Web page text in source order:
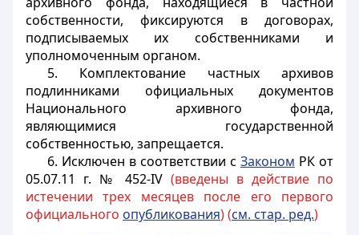
собственности, фиксируются в договорах,
подписываемых их собственниками и
уполномоченным органом.
5. Комплектование частных архивов
подлинниками официальных документов
Национального архивного фонда,
являющимися государственной
собственностью, запрещается.
6. Исключен в соответствии с Законом РК от
05.07.11 г. № 452-IV (введены в действие по
истечении трех месяцев после его первого
официального опубликования) (см. стар. ред.)